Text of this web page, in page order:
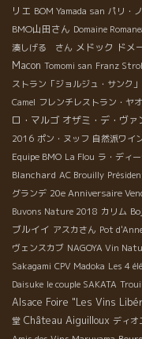
リエ BOM Yamada san パリ・
BMO山田さん Domaine
湊しげる さん メドック ドメ
Macon Tomomi san Franz
ストラン「ジョルジュ・サンク」
Camel フレンチレストラン・ヤ
ロ・マルゴ オザミ・デ・ヴ
2016 ポン・ヌッフ 自然派ワイ
Equipe BMO La Flou ラ・ディ
Blanchard AC Brouilly
グランデ 20e Anniversaire
Buvons Nature 2018 カリム
ブルイイ アスカさん Pot
ヴェンスカブ NAGOYA Vin
Sakagami CPV Madoka Les 4
Daisuke le couple SAKATA
Alsace Foire "Les Vins
堂 Château Aiguilloux ディオ